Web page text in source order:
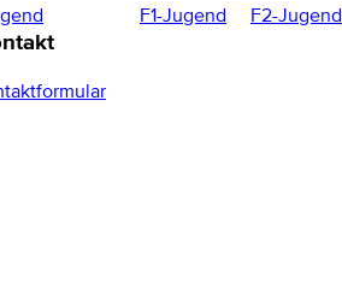
F1-Jugend F2-Jugend